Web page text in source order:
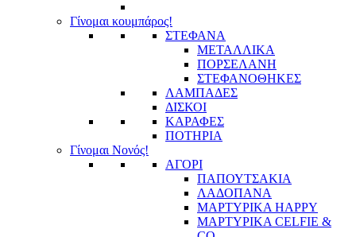
Γίνομαι κουμπάρος!
ΣΤΕΦΑΝΑ
ΜΕΤΑΛΛΙΚΑ
ΠΟΡΣΕΛΑΝΗ
ΣΤΕΦΑΝΟΘΗΚΕΣ
ΛΑΜΠΑΔΕΣ
ΔΙΣΚΟΙ
ΚΑΡΑΦΕΣ
ΠΟΤΗΡΙΑ
Γίνομαι Νονός!
ΑΓΟΡΙ
ΠΑΠΟΥΤΣΑΚΙΑ
ΛΑΔΟΠΑΝΑ
ΜΑΡΤΥΡΙΚΑ HAPPY
ΜΑΡΤΥΡΙΚΑ CELFIE &